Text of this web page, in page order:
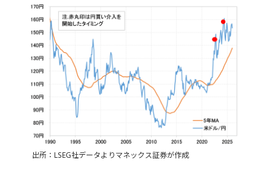
出所：LSEG社データよりマネックス証券が作成